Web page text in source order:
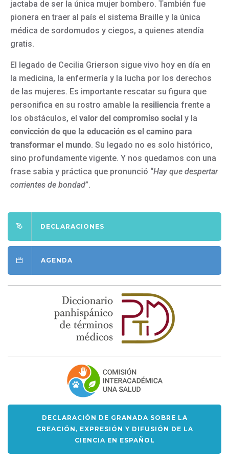
jactaba de ser la única mujer bombero. También fue
pionera en traer al país el sistema Braille y la única
médica de sordomudos y ciegos, a quienes atendía
gratis.
El legado de Cecilia Grierson sigue vivo hoy en día en
la medicina, la enfermería y la lucha por los derechos
de las mujeres. Es importante rescatar su figura que
personifica en su rostro amable la resiliencia frente a
los obstáculos, el valor del compromiso social y la
convicción de que la educación es el camino para
transformar el mundo. Su legado no es solo histórico,
sino profundamente vigente. Y nos quedamos con una
frase sabia y práctica que pronunció “Hay que despertar
corrientes de bondad”.
DECLARACIONES
AGENDA
DECLARACIÓN DE GRANADA SOBRE LA
CREACIÓN, EXPRESIÓN Y DIFUSIÓN DE LA
CIENCIA EN ESPAÑOL